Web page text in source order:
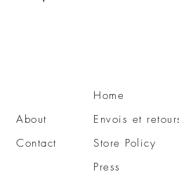
About
Contact
Home
Envois et
Store Policy
Press